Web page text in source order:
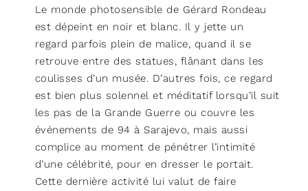
Le monde photosensible de Gérard Rondeau
est dépeint en noir et blanc. Il y jette un
regard parfois plein de malice, quand il se
retrouve entre des statues, flânant dans les
coulisses d’un musée. D’autres fois, ce regard
est bien plus solennel et méditatif lorsqu’il suit
les pas de la Grande Guerre ou couvre les
événements de 94 à Sarajevo, mais aussi
complice au moment de pénétrer l’intimité
d’une célébrité, pour en dresser le portait.
Cette dernière activité lui valut de faire